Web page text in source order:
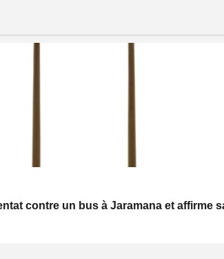
contre un bus à Jaramana et affirme